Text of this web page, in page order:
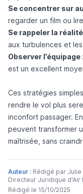
Se concentrer sur
regarder un film ou
Se rappeler la réalité
aux turbulences et
Observer l’équipage
est un excellent
Ces stratégies
rendre le vol plus
inconfort passager.
peuvent transformer
maîtrisée, sans
Auteur : Rédigé par
Directeur Juridique d'Air
Rédigé le 15/10/2025